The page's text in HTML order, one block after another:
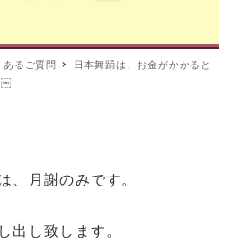
あるご質問
日本舞踊は、お金がかかると
￼
、月謝のみです。
出し致します。